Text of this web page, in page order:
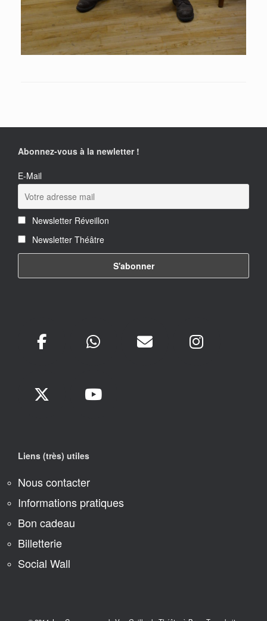
Abonnez-vous à la newletter !
E-Mail
Newsletter Réveillon
Newsletter Théâtre
Liens (très) utiles
Nous contacter
Informations pratiques
Bon cadeau
Billetterie
Social Wall